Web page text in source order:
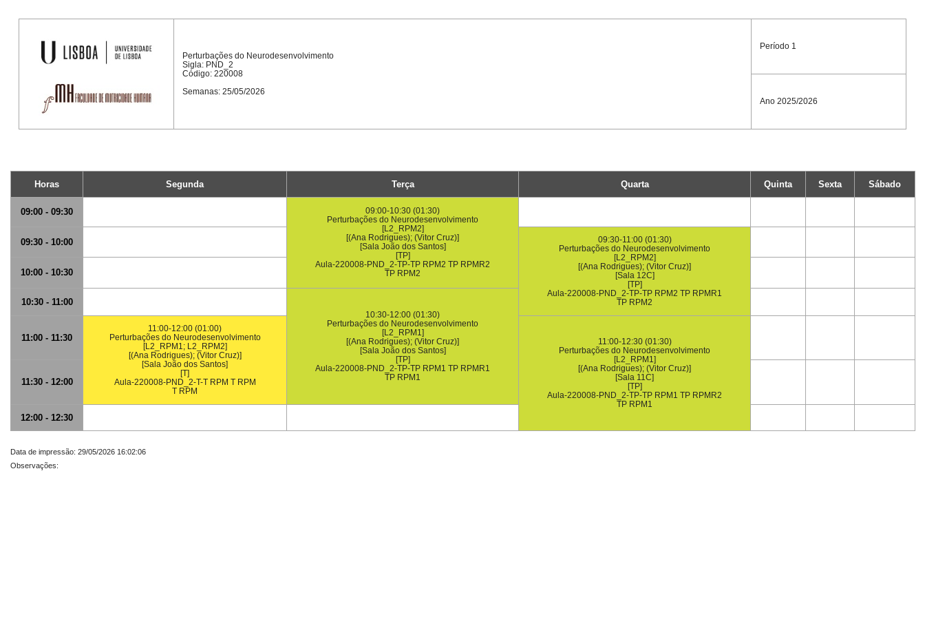
Perturbações do Neurodesenvolvimento
Sigla: PND_2
Código: 220008
Semanas: 25/05/2026
Período 1
Ano 2025/2026
Horas Segunda Terça Quarta Quinta Sexta Sábado
09:00 - 09:30
09:00-10:30 (01:30)
Perturbações do Neurodesenvolvimento
[L2_RPM2]
[(Ana Rodrigues); (Vitor Cruz)]
[Sala João dos Santos]
[TP]
Aula-220008-PND_2-TP-TP RPM2 TP RPMR2
TP RPM2
09:30 - 10:00
09:30-11:00 (01:30)
Perturbações do Neurodesenvolvimento
[L2_RPM2]
[(Ana Rodrigues); (Vitor Cruz)]
[Sala 12C]
[TP]
Aula-220008-PND_2-TP-TP RPM2 TP RPMR1
TP RPM2
10:00 - 10:30
10:30 - 11:00
10:30-12:00 (01:30)
Perturbações do Neurodesenvolvimento
[L2_RPM1]
[(Ana Rodrigues); (Vitor Cruz)]
[Sala João dos Santos]
[TP]
Aula-220008-PND_2-TP-TP RPM1 TP RPMR1
TP RPM1
11:00 - 11:30
11:00-12:00 (01:00)
Perturbações do Neurodesenvolvimento
[L2_RPM1; L2_RPM2]
[(Ana Rodrigues); (Vitor Cruz)]
[Sala João dos Santos]
[T]
Aula-220008-PND_2-T-T RPM T RPM
T RPM
11:00-12:30 (01:30)
Perturbações do Neurodesenvolvimento
[L2_RPM1]
[(Ana Rodrigues); (Vitor Cruz)]
[Sala 11C]
[TP]
Aula-220008-PND_2-TP-TP RPM1 TP RPMR2
TP RPM1
11:30 - 12:00
12:00 - 12:30
Data de impressão: 29/05/2026 16:02:06
Observações: